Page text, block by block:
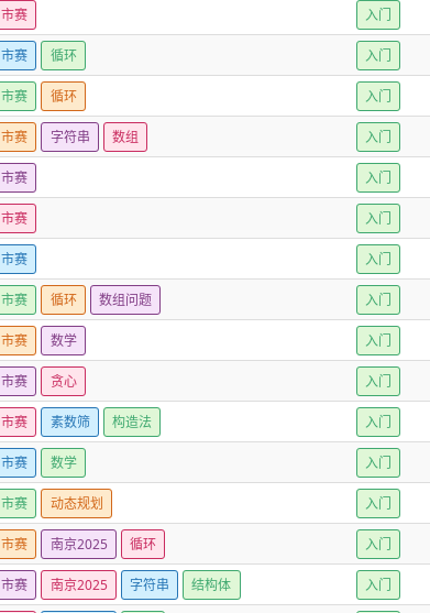
市赛 入门
市赛 循环 入门
市赛 循环 入门
市赛 字符串 数组 入门
市赛 入门
市赛 入门
市赛 入门
市赛 循环 数组问题 入门
市赛 数学 入门
市赛 贪心 入门
市赛 素数筛 构造法 入门
市赛 数学 入门
市赛 动态规划 入门
市赛 南京2025 循环 入门
市赛 南京2025 字符串 结构体 入门